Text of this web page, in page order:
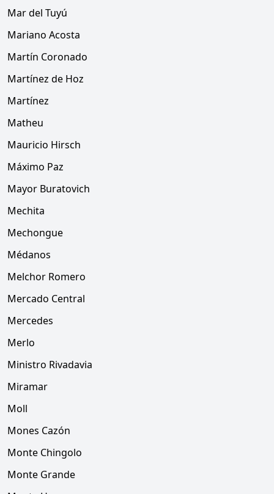
Mar del Tuyú
Mariano Acosta
Martín Coronado
Martínez de Hoz
Martínez
Matheu
Mauricio Hirsch
Máximo Paz
Mayor Buratovich
Mechita
Mechongue
Médanos
Melchor Romero
Mercado Central
Mercedes
Merlo
Ministro Rivadavia
Miramar
Moll
Mones Cazón
Monte Chingolo
Monte Grande